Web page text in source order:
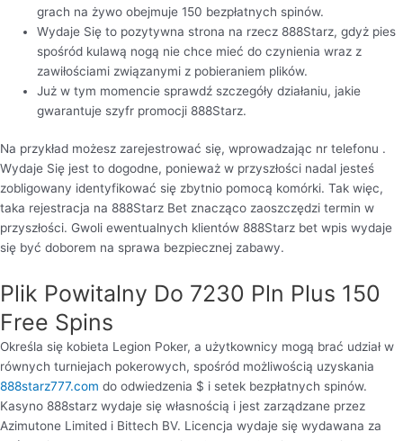
grach na żywo obejmuje 150 bezpłatnych spinów.
Wydaje Się to pozytywna strona na rzecz 888Starz, gdyż pies
spośród kulawą nogą nie chce mieć do czynienia wraz z
zawiłościami związanymi z pobieraniem plików.
Już w tym momencie sprawdź szczegóły działaniu, jakie
gwarantuje szyfr promocji 888Starz.
Na przykład możesz zarejestrować się, wprowadzając nr telefonu .
Wydaje Się jest to dogodne, ponieważ w przyszłości nadal jesteś
zobligowany identyfikować się zbytnio pomocą komórki. Tak więc,
taka rejestracja na 888Starz Bet znacząco zaoszczędzi termin w
przyszłości. Gwoli ewentualnych klientów 888Starz bet wpis wydaje
się być doborem na sprawa bezpiecznej zabawy.
Plik Powitalny Do 7230 Pln Plus 150
Free Spins
Określa się kobieta Legion Poker, a użytkownicy mogą brać udział w
równych turniejach pokerowych, spośród możliwością uzyskania
888starz777.com do odwiedzenia $ i setek bezpłatnych spinów.
Kasyno 888starz wydaje się własnością i jest zarządzane przez
Azimutone Limited i Bittech BV. Licencja wydaje się wydawana za